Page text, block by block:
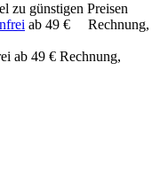
zu günstigen Preisen
ab 49 €
Rechnung,
ab 49 € Rechnung,